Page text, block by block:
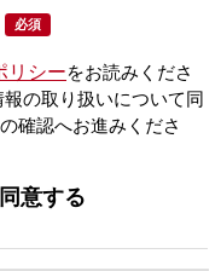
必須
リシーをお読みくださ
の取り扱いについて同
確認へお進みくださ
意する